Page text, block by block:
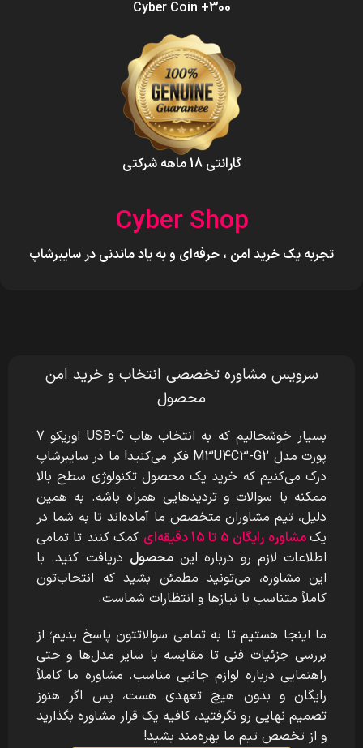
300+ Cyber Coin
گارانتی 18 ماهه شرکتی
Cyber Shop
تجربه یک خرید امن ، حرفه‌ای و به یاد ماندنی در سایبرشاپ
سرویس مشاوره تخصصی انتخاب و خرید امن
محصول
بسیار خوشحالیم که به انتخاب هاب USB-C اوریکو 7
پورت مدل M3U4C3-G2
فکر می‌کنید! ما در سایبرشاپ
درک می‌کنیم که خرید یک محصول تکنولوژی سطح بالا
ممکنه با سوالات و تردیدهایی همراه باشه. به همین
دلیل، تیم مشاوران متخصص ما آماده‌اند تا به شما در
یکمشاوره رایگان 5 تا 15 دقیقه‌ای
کمک کنند تا تمامی
اطلاعات لازم رو درباره اینمحصول دریافت کنید. با
این مشاوره، می‌تونید مطمئن بشید که انتخاب‌تون
کاملاً متناسب با نیازها و انتظارات شماست.
ما اینجا هستیم تا به تمامی سوالاتتون پاسخ بدیم؛ از
بررسی جزئیات فنی تا مقایسه با سایر مدل‌ها و حتی
راهنمایی درباره لوازم جانبی مناسب. مشاوره ما کاملاً
رایگان و بدون هیچ تعهدی هست، پس اگر هنوز
تصمیم نهایی رو نگرفتید، کافیه یک قرار مشاوره بگذارید
و از تخصص تیم ما بهره‌مند بشید!